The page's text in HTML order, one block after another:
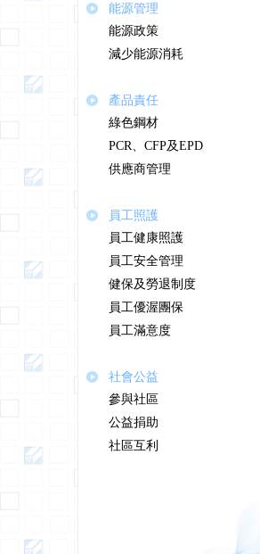
能源管理
能源政策
減少能源消耗
產品責任
綠色鋼材
PCR、CFP及EPD
供應商管理
員工照護
員工健康照護
員工安全管理
健保及勞退制度
員工優渥團保
員工滿意度
社會公益
參與社區
公益捐助
社區互利